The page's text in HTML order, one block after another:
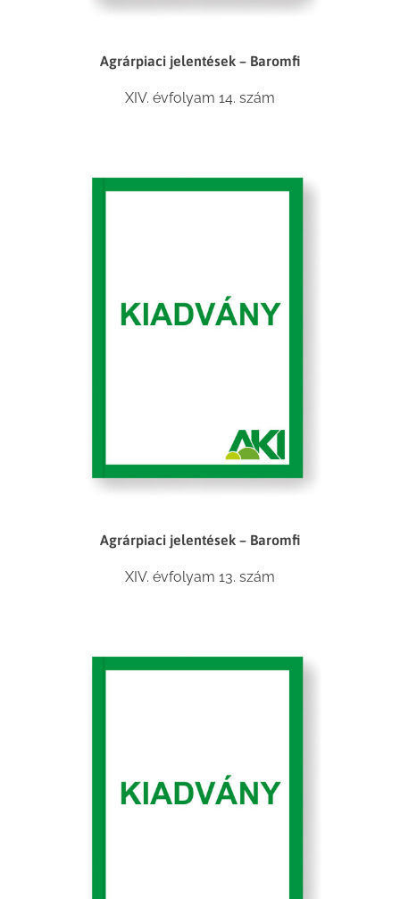
Agrárpiaci jelentések – Baromfi
XIV. évfolyam 14. szám
Agrárpiaci jelentések – Baromfi
XIV. évfolyam 13. szám